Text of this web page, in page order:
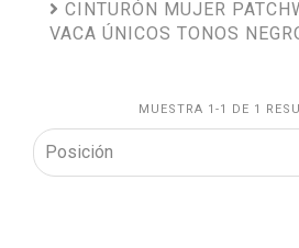
CINTURÓN MUJER
VACA ÚNICOS TONOS
MUESTRA 1-1 DE 1